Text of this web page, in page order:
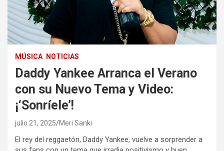
MÚSICA NOTICIAS
Daddy Yankee Arranca el Verano
con su Nuevo Tema y Video:
¡‘Sonríele’!
julio 21, 2025 Meri Sanki
El rey del reggaetón, Daddy Yankee, vuelve a sorprender a